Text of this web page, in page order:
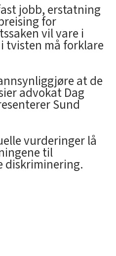
jobb, erstatning
for
vil vare i
tvisten må forklare
at de
advokat Dag
Sund
vurderinger lå
til
diskriminering.